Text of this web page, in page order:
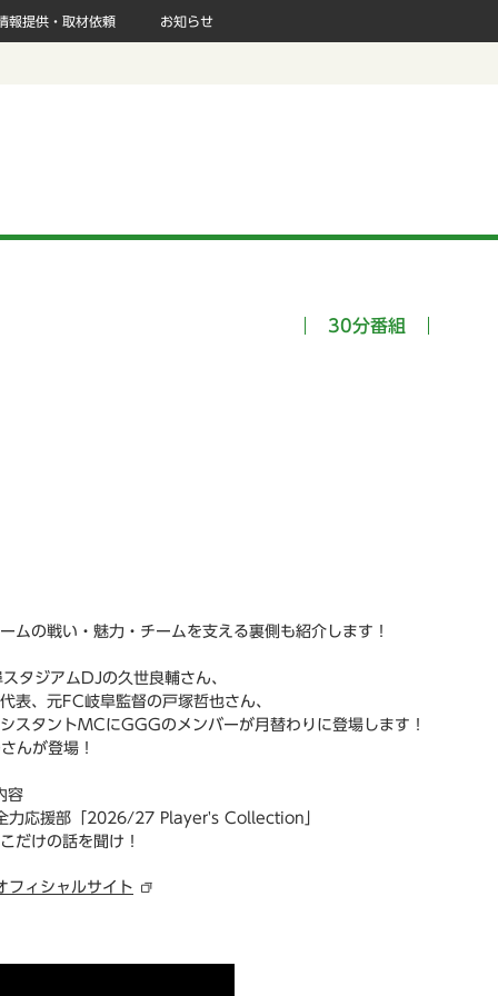
報提供・取材依頼 お知らせ
30分番組
ムの戦い・魅力・チームを支える裏側も紹介します！
タジアムDJの久世良輔さん、
表、元FC岐阜監督の戸塚哲也さん、
スタントMCにGGGのメンバーが月替わりに登場します！
んが登場！
容
力応援部「2026/27 Player's Collection」
だけの話を聞け！
フィシャルサイト